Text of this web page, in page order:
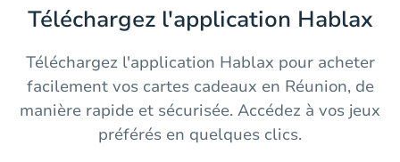
Téléchargez l'application Hablax
Téléchargez l'application Hablax pour acheter
facilement vos cartes cadeaux en Réunion, de
manière rapide et sécurisée. Accédez à vos jeux
préférés en quelques clics.